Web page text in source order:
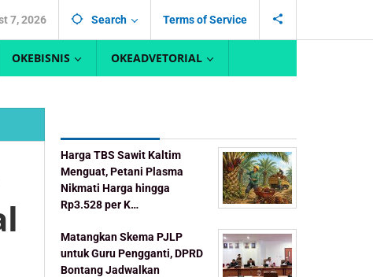
7, 2026 Search Terms of Service
OKEBISNIS OKEADVETORIAL
Harga TBS Sawit Kaltim
Menguat, Petani Plasma
Nikmati Harga hingga
Rp3.528 per K…
Matangkan Skema PJLP
untuk Guru Pengganti, DPRD
Bontang Jadwalkan